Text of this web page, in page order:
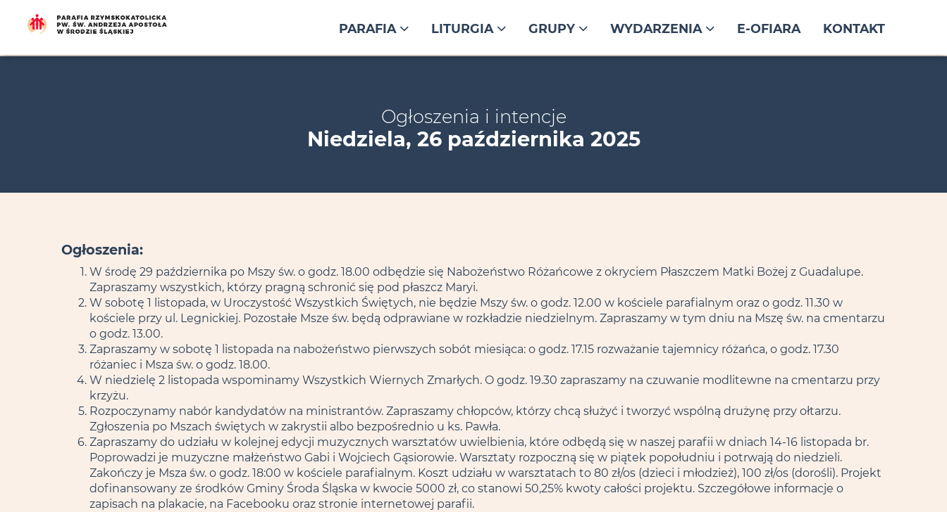
PARAFIA LITURGIA GRUPY WYDARZENIA E-OFIARA KONTAKT
Ogłoszenia i intencje
Niedziela, 26 października 2025
Ogłoszenia:
W środę 29 października po Mszy św. o godz. 18.00 odbędzie się Nabożeństwo Różańcowe z okryciem Płaszczem Matki Bożej z Guadalupe.
Zapraszamy wszystkich, którzy pragną schronić się pod płaszcz Maryi.
W sobotę 1 listopada, w Uroczystość Wszystkich Świętych, nie będzie Mszy św. o godz. 12.00 w kościele parafialnym oraz o godz. 11.30 w
kościele przy ul. Legnickiej. Pozostałe Msze św. będą odprawiane w rozkładzie niedzielnym. Zapraszamy w tym dniu na Mszę św. na cmentarzu
o godz. 13.00.
Zapraszamy w sobotę 1 listopada na nabożeństwo pierwszych sobót miesiąca: o godz. 17.15 rozważanie tajemnicy różańca, o godz. 17.30
różaniec i Msza św. o godz. 18.00.
W niedzielę 2 listopada wspominamy Wszystkich Wiernych Zmarłych. O godz. 19.30 zapraszamy na czuwanie modlitewne na cmentarzu przy
krzyżu.
Rozpoczynamy nabór kandydatów na ministrantów. Zapraszamy chłopców, którzy chcą służyć i tworzyć wspólną drużynę przy ołtarzu.
Zgłoszenia po Mszach świętych w zakrystii albo bezpośrednio u ks. Pawła.
Zapraszamy do udziału w kolejnej edycji muzycznych warsztatów uwielbienia, które odbędą się w naszej parafii w dniach 14-16 listopada br.
Poprowadzi je muzyczne małżeństwo Gabi i Wojciech Gąsiorowie. Warsztaty rozpoczną się w piątek popołudniu i potrwają do niedzieli.
Zakończy je Msza św. o godz. 18:00 w kościele parafialnym. Koszt udziału w warsztatach to 80 zł/os (dzieci i młodzież), 100 zł/os (dorośli). Projekt
dofinansowany ze środków Gminy Środa Śląska w kwocie 5000 zł, co stanowi 50,25% kwoty całości projektu. Szczegółowe informacje o
zapisach na plakacie, na Facebooku oraz stronie internetowej parafii.